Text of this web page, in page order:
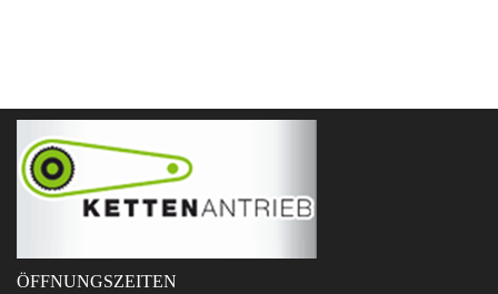
ÖFFNUNGSZEITEN